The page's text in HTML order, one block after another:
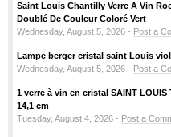
Saint Louis Chantilly Verre A Vin
Doublé De Couleur Coloré Vert
Wednesday, August 5, 2026 - Post a
Lampe berger cristal saint Louis
Wednesday, August 5, 2026 - Post a
1 verre à vin en cristal SAINT LOUIS
14,1 cm
Tuesday, August 4, 2026 - Post a